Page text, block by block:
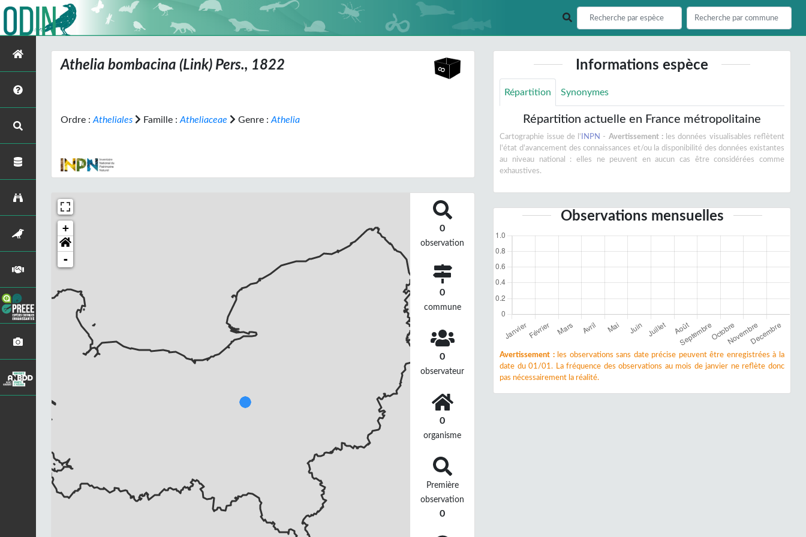
Athelia bombacina (Link) Pers., 1822
Ordre : Atheliales Famille : Atheliaceae Genre : Athelia
Chargement...
+
-
0
observation
0
commune
0
observateur
0
organisme
Première
observation
0
Informations espèce
Répartition Synonymes
Répartition actuelle en France métropolitaine
Cartographie issue de l' INPN - Avertissement :les données visualisables reflètent
l'état d'avancement des connaissances et/ou la disponibilité des données existantes
au niveau national : elles ne peuvent en aucun cas être considérées comme
exhaustives.
Observations mensuelles
Avertissement :les observations sans date précise peuvent être enregistrées à la
date du 01/01. La fréquence des observations au mois de janvier ne reflète donc
pas nécessairement la réalité.